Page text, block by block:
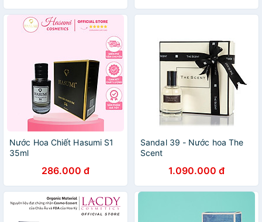
Nước Hoa Chiết Hasumi S1
35ml
286.000 đ
Sandal 39 - Nước hoa The
Scent
1.090.000 đ